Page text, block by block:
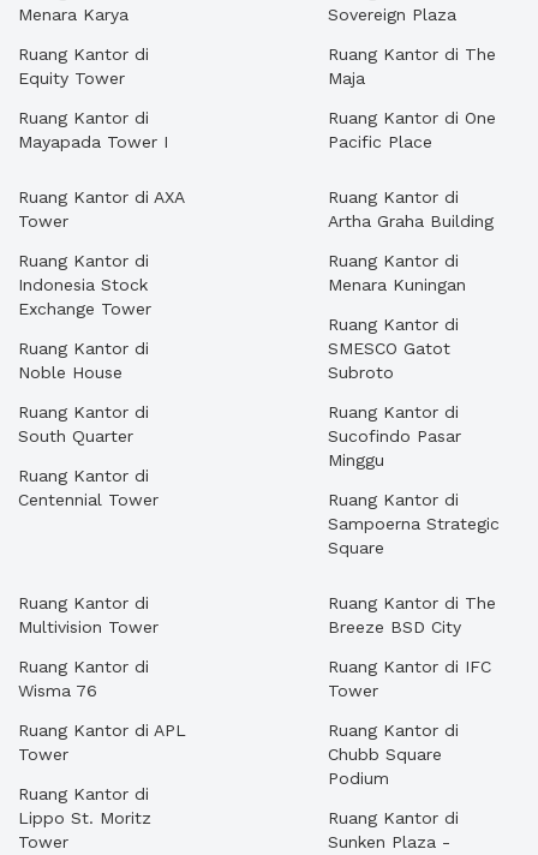
Menara Karya
Ruang Kantor di
Equity Tower
Ruang Kantor di
Mayapada Tower I
Sovereign Plaza
Ruang Kantor di The
Maja
Ruang Kantor di One
Pacific Place
Ruang Kantor di AXA
Tower
Ruang Kantor di
Indonesia Stock
Exchange Tower
Ruang Kantor di
Noble House
Ruang Kantor di
South Quarter
Ruang Kantor di
Centennial Tower
Ruang Kantor di
Artha Graha Building
Ruang Kantor di
Menara Kuningan
Ruang Kantor di
SMESCO Gatot
Subroto
Ruang Kantor di
Sucofindo Pasar
Minggu
Ruang Kantor di
Sampoerna Strategic
Square
Ruang Kantor di
Multivision Tower
Ruang Kantor di
Wisma 76
Ruang Kantor di APL
Tower
Ruang Kantor di
Lippo St. Moritz
Tower
Ruang Kantor di The
Breeze BSD City
Ruang Kantor di IFC
Tower
Ruang Kantor di
Chubb Square
Podium
Ruang Kantor di
Sunken Plaza -